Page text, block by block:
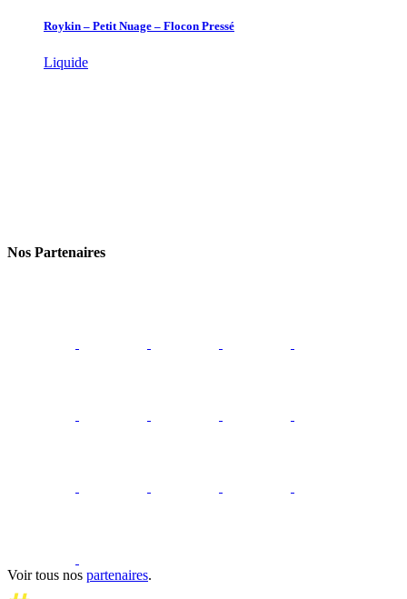
Roykin – Petit Nuage – Flocon Pressé
Liquide
Nos Partenaires
Voir tous nos partenaires.